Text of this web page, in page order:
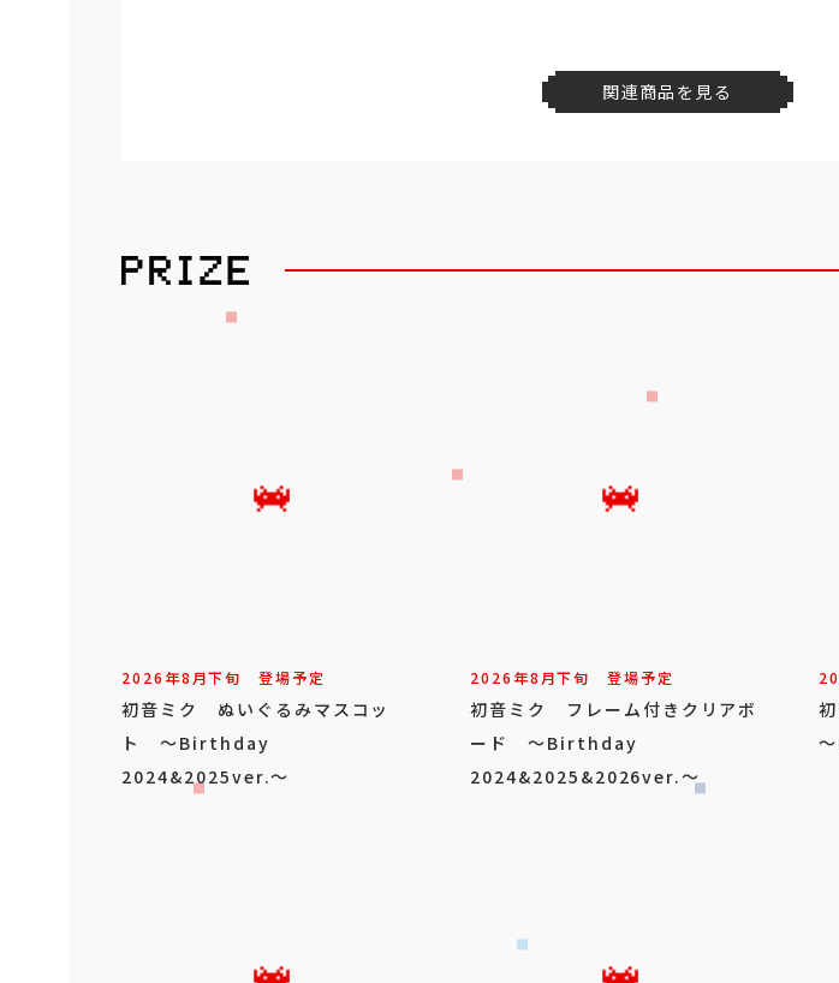
関連商品を見る
2026年8月下旬 登場予定
初音ミク ぬいぐるみマスコッ
ト ～Birthday
2024&2025ver.～
2026年8月下旬 登場予定
初音ミク フレーム付きクリアボ
ード ～Birthday
2024&2025&2026ver.～